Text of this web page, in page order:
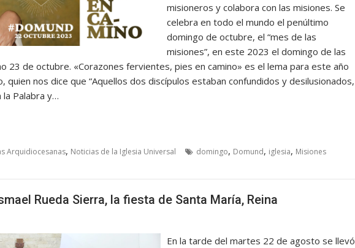
misioneros y colabora con las misiones. Se
celebra en todo el mundo el penúltimo
domingo de octubre, el “mes de las
misiones”, en este 2023 el domingo de las
23 de octubre. «Corazones fervientes, pies en camino» es el lema para este año
nos dice que “Aquellos dos discípulos estaban confundidos y desilusionados,
Palabra y…
Arquidiocesanas, Noticias de la Iglesia Universal domingo, Domund, iglesia, Misiones
Rueda Sierra, la fiesta de Santa María, Reina
En la tarde del martes 22 de agosto se llevó